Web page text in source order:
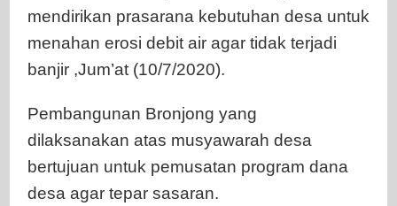
mendirikan prasarana kebutuhan desa untuk
menahan erosi debit air agar tidak terjadi
banjir ,Jum’at (10/7/2020).
Pembangunan Bronjong yang
dilaksanakan atas musyawarah desa
bertujuan untuk pemusatan program dana
desa agar tepar sasaran.